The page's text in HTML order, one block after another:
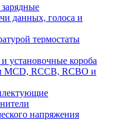
данных, голоса и
термостаты
установочные короба
MCD, RCCB, RCBO и
напряжения